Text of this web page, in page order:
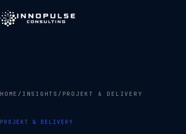
HOME / INSIGHTS / PROJEKT & DELIVERY
PROJEKT & DELIVERY